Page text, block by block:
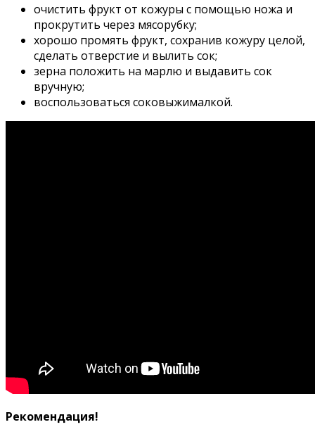
очистить фрукт от кожуры с помощью ножа и
прокрутить через мясорубку;
хорошо промять фрукт, сохранив кожуру целой,
сделать отверстие и вылить сок;
зерна положить на марлю и выдавить сок
вручную;
воспользоваться соковыжималкой.
Рекомендация!